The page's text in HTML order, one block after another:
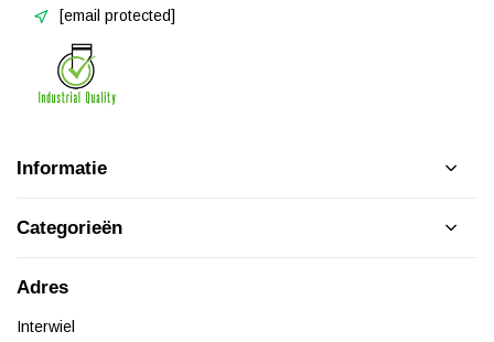
[email protected]
Informatie
Categorieën
Adres
Interwiel